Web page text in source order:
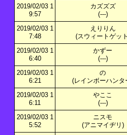
2019/02/03 1
9:57
カズズズ
(---)
2019/02/03 1
7:48
えりりん
(スウィートゲッ
2019/02/03 1
6:40
かずー
(---)
2019/02/03 1
6:21
の
(レインボーハンタ
2019/02/03 1
6:11
やここ
(---)
2019/02/03 1
5:52
ニスモ
(アニマイヂリ)